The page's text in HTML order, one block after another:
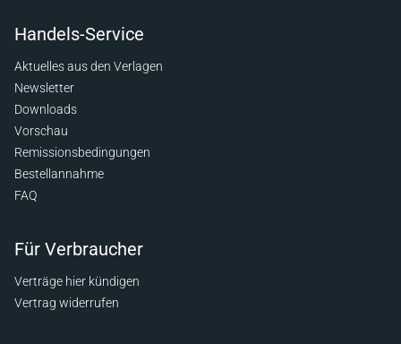
Handels-Service
Aktuelles aus den Verlagen
Newsletter
Downloads
Vorschau
Remissionsbedingungen
Bestellannahme
FAQ
Für Verbraucher
Verträge hier kündigen
Vertrag widerrufen